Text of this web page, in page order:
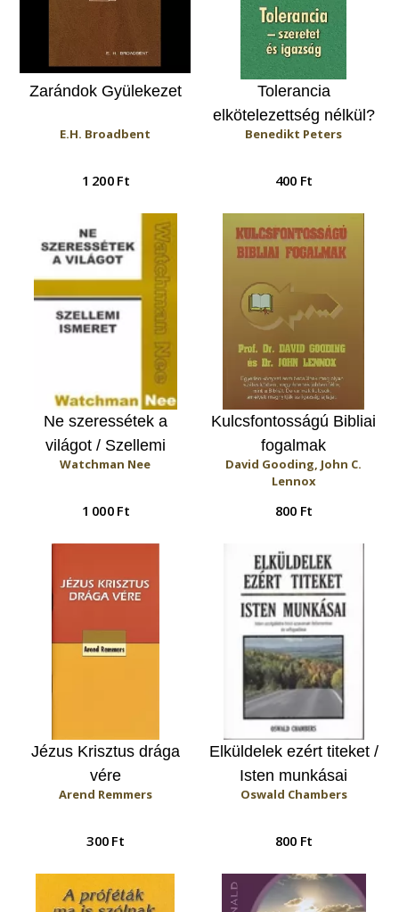
Zarándok Gyülekezet
E.H. Broadbent
1 200 Ft
Tolerancia
elkötelezettség nélkül?
/ Tolerancia - szeretet
Benedikt Peters
400 Ft
Ne szeressétek a
világot / Szellemi
ismeret
Watchman Nee
1 000 Ft
Kulcsfontosságú Bibliai
fogalmak
David Gooding, John C.
Lennox
800 Ft
Jézus Krisztus drága
vére
Arend Remmers
300 Ft
Elküldelek ezért titeket /
Isten munkásai
Oswald Chambers
800 Ft